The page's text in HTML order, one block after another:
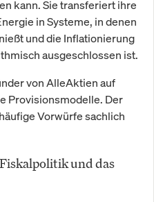
kann. Sie transferiert ihre
in Systeme, in denen
und die Inflationierung
ausgeschlossen ist.
von AlleAktien auf
Provisionsmodelle. Der
Vorwürfe sachlich
und das